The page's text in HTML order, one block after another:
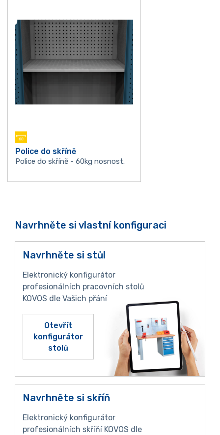
Police do skříně
Police do skříně - 60kg nosnost.
Navrhněte si vlastní konfiguraci
Navrhněte si stůl
Elektronický konfigurátor
profesionálních pracovních stolů
KOVOS dle Vašich přání
Otevřít
konfigurátor
stolů
Navrhněte si skříň
Elektronický konfigurátor
profesionálních skříňí KOVOS dle